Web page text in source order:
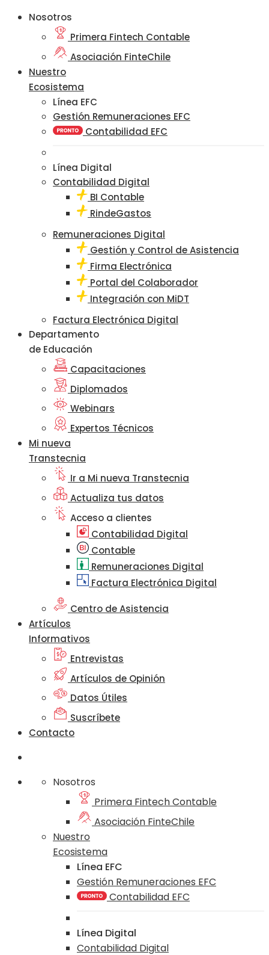
Nosotros
Primera Fintech Contable
Asociación FinteChile
Nuestro
Ecosistema
Línea EFC
Gestión Remuneraciones EFC
Contabilidad EFC
Línea Digital
Contabilidad Digital
BI Contable
RindeGastos
Remuneraciones Digital
Gestión y Control de Asistencia
Firma Electrónica
Portal del Colaborador
Integración con MiDT
Factura Electrónica Digital
Departamento
de Educación
Capacitaciones
Diplomados
Webinars
Expertos Técnicos
Mi nueva
Transtecnia
Ir a Mi nueva Transtecnia
Actualiza tus datos
Acceso a clientes
Contabilidad Digital
Contable
Remuneraciones Digital
Factura Electrónica Digital
Centro de Asistencia
Artículos
Informativos
Entrevistas
Artículos de Opinión
Datos Útiles
Suscríbete
Contacto
Nosotros
Primera Fintech Contable
Asociación FinteChile
Nuestro
Ecosistema
Línea EFC
Gestión Remuneraciones EFC
Contabilidad EFC
Línea Digital
Contabilidad Digital